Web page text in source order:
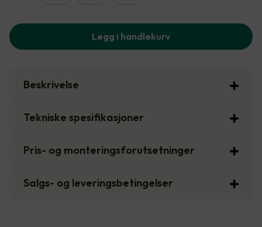
Legg i handlekurv
Beskrivelse
Tekniske spesifikasjoner
Pris- og monteringsforutsetninger
Salgs- og leveringsbetingelser